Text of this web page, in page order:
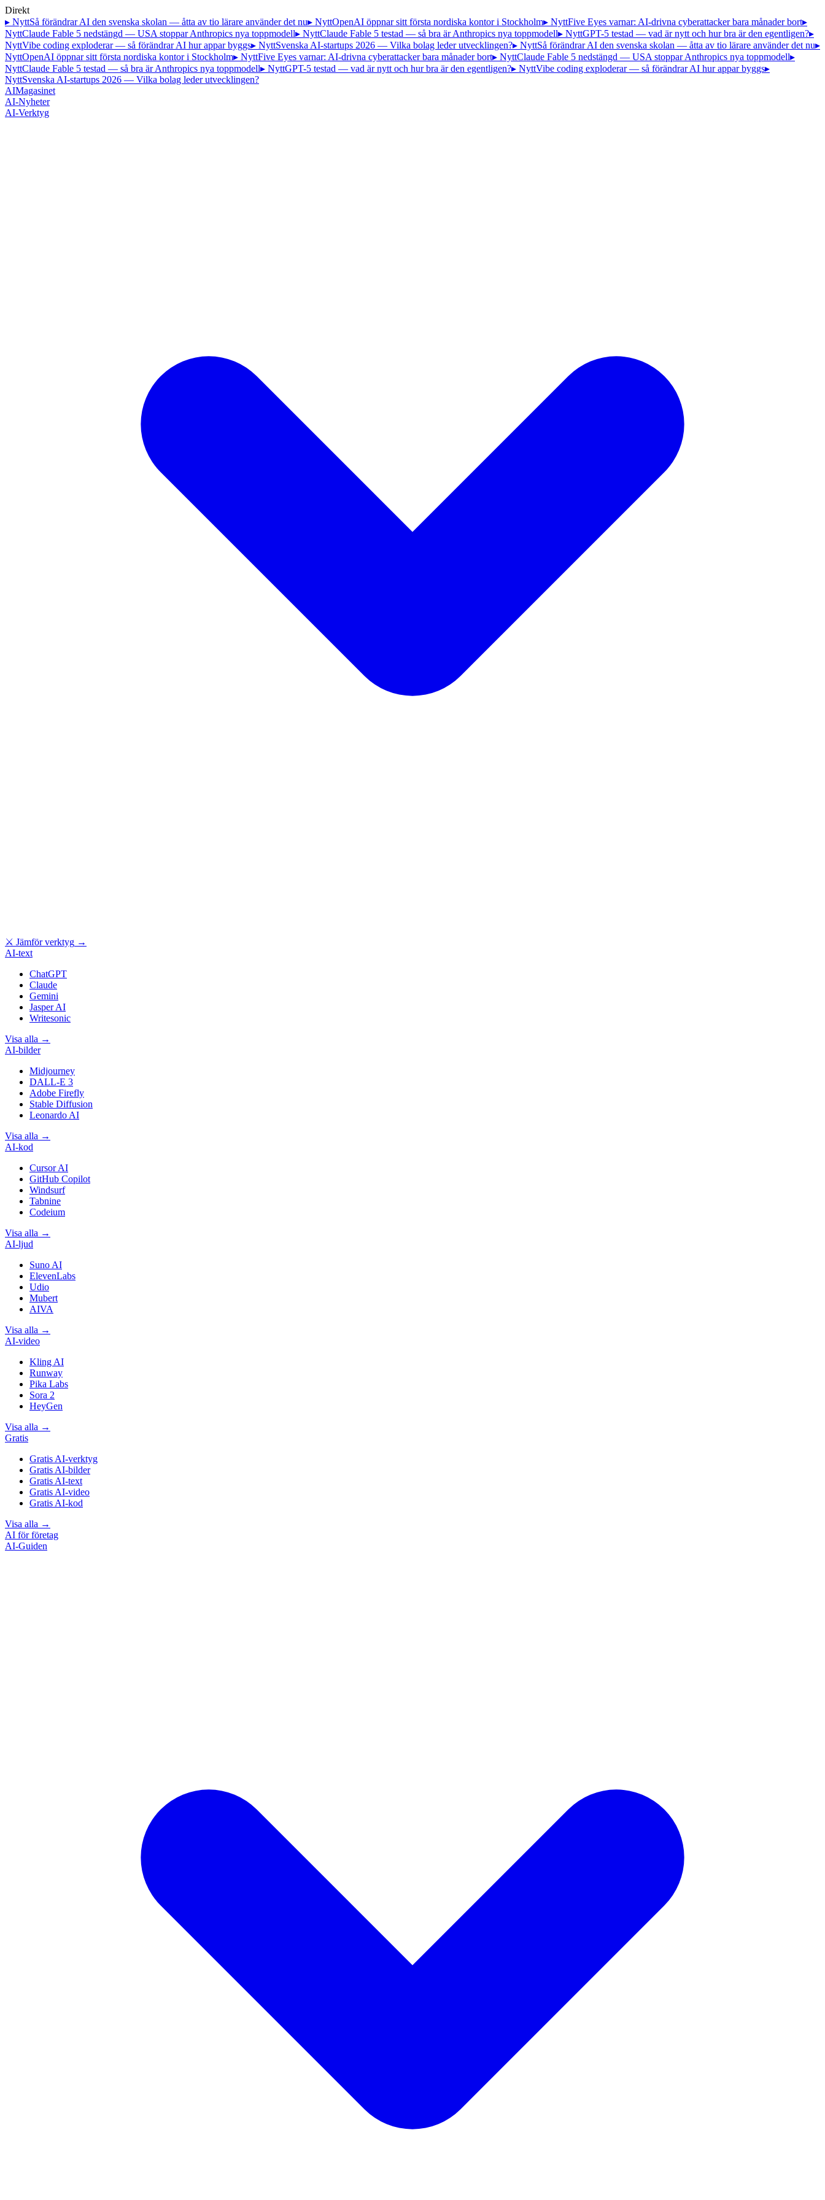
Direkt
▸ NyttSå förändrar AI den svenska skolan — åtta av tio lärare använder det nu▸ NyttOpenAI öppnar sitt första nordiska kontor i Stockholm▸ NyttFive Eyes varnar: AI-drivna cyberattacker bara månader bort▸
NyttClaude Fable 5 nedstängd — USA stoppar Anthropics nya toppmodell▸ NyttClaude Fable 5 testad — så bra är Anthropics nya toppmodell▸ NyttGPT-5 testad — vad är nytt och hur bra är den egentligen?▸
NyttVibe coding exploderar — så förändrar AI hur appar byggs▸ NyttSvenska AI-startups 2026 — Vilka bolag leder utvecklingen?▸ NyttSå förändrar AI den svenska skolan — åtta av tio lärare använder det nu▸
NyttOpenAI öppnar sitt första nordiska kontor i Stockholm▸ NyttFive Eyes varnar: AI-drivna cyberattacker bara månader bort▸ NyttClaude Fable 5 nedstängd — USA stoppar Anthropics nya toppmodell▸
NyttClaude Fable 5 testad — så bra är Anthropics nya toppmodell▸ NyttGPT-5 testad — vad är nytt och hur bra är den egentligen?▸ NyttVibe coding exploderar — så förändrar AI hur appar byggs▸
NyttSvenska AI-startups 2026 — Vilka bolag leder utvecklingen?
AIMagasinet
AI-Nyheter
AI-Verktyg
⚔ Jämför verktyg →
AI-text
ChatGPT
Claude
Gemini
Jasper AI
Writesonic
Visa alla →
AI-bilder
Midjourney
DALL-E 3
Adobe Firefly
Stable Diffusion
Leonardo AI
Visa alla →
AI-kod
Cursor AI
GitHub Copilot
Windsurf
Tabnine
Codeium
Visa alla →
AI-ljud
Suno AI
ElevenLabs
Udio
Mubert
AIVA
Visa alla →
AI-video
Kling AI
Runway
Pika Labs
Sora 2
HeyGen
Visa alla →
Gratis
Gratis AI-verktyg
Gratis AI-bilder
Gratis AI-text
Gratis AI-video
Gratis AI-kod
Visa alla →
AI för företag
AI-Guiden